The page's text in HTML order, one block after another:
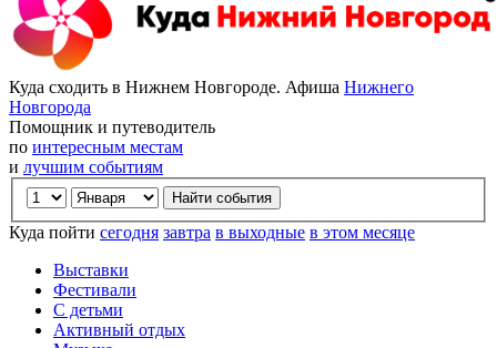
Куда сходить в Нижнем Новгороде. Афиша Нижнего
Новгорода
Помощник и путеводитель
по интересным местам
и лучшим событиям
Куда пойти сегодня завтра в выходные в этом месяце
Выставки
Фестивали
С детьми
Активный отдых